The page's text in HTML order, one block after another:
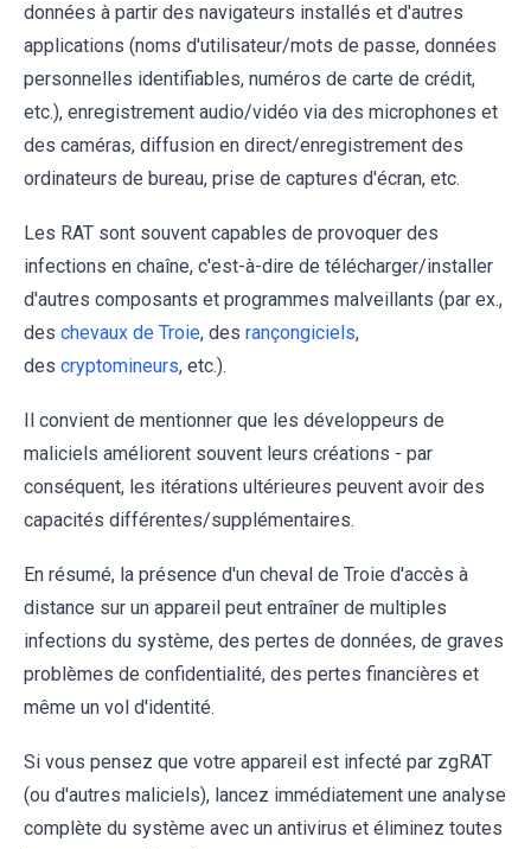
données à partir des navigateurs installés et d'autres
applications (noms d'utilisateur/mots de passe, données
personnelles identifiables, numéros de carte de crédit,
etc.), enregistrement audio/vidéo via des microphones et
des caméras, diffusion en direct/enregistrement des
ordinateurs de bureau, prise de captures d'écran, etc.
Les RAT sont souvent capables de provoquer des
infections en chaîne, c'est-à-dire de télécharger/installer
d'autres composants et programmes malveillants (par ex.,
des chevaux de Troie, des rançongiciels,
des cryptomineurs, etc.).
Il convient de mentionner que les développeurs de
maliciels améliorent souvent leurs créations - par
conséquent, les itérations ultérieures peuvent avoir des
capacités différentes/supplémentaires.
En résumé, la présence d'un cheval de Troie d'accès à
distance sur un appareil peut entraîner de multiples
infections du système, des pertes de données, de graves
problèmes de confidentialité, des pertes financières et
même un vol d'identité.
Si vous pensez que votre appareil est infecté par zgRAT
(ou d'autres maliciels), lancez immédiatement une analyse
complète du système avec un antivirus et éliminez toutes